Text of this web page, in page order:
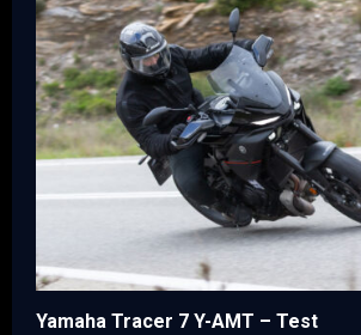
Yamaha Tracer 7 Y-AMT – Test